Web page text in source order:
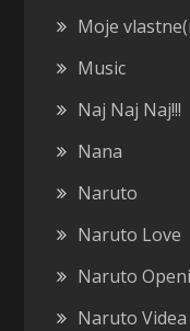
Moje
Music
Naj Naj Naj!!!
Nana
Naruto
Naruto Love
Naruto
Naruto Videa